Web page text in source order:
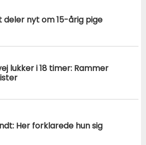
deler nyt om 15-årig pige
lukker i 18 timer: Rammer
Her forklarede hun sig